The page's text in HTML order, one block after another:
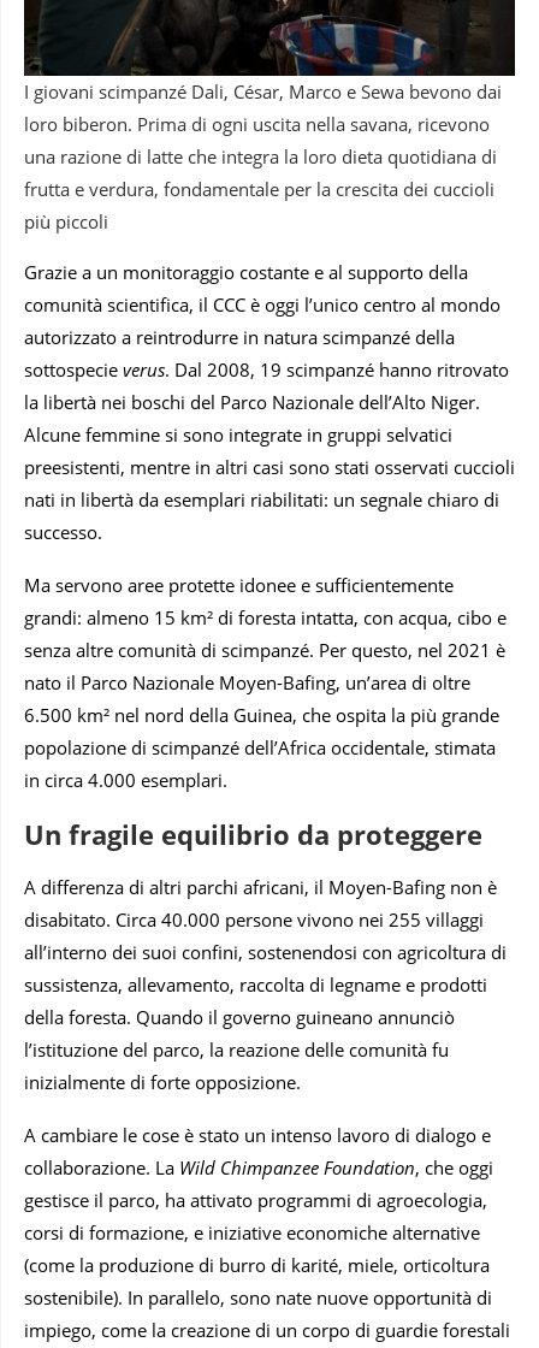
I giovani scimpanzé Dali, César, Marco e Sewa bevono dai
loro biberon. Prima di ogni uscita nella savana, ricevono
una razione di latte che integra la loro dieta quotidiana di
frutta e verdura, fondamentale per la crescita dei cuccioli
più piccoli
Grazie a un monitoraggio costante e al supporto della
comunità scientifica, il CCC è oggi l’unico centro al mondo
autorizzato a reintrodurre in natura scimpanzé della
sottospecie verus. Dal 2008, 19 scimpanzé hanno ritrovato
la libertà nei boschi del Parco Nazionale dell’Alto Niger.
Alcune femmine si sono integrate in gruppi selvatici
preesistenti, mentre in altri casi sono stati osservati cuccioli
nati in libertà da esemplari riabilitati: un segnale chiaro di
successo.
Ma servono aree protette idonee e sufficientemente
grandi: almeno 15 km² di foresta intatta, con acqua, cibo e
senza altre comunità di scimpanzé. Per questo, nel 2021 è
nato il Parco Nazionale Moyen-Bafing, un’area di oltre
6.500 km² nel nord della Guinea, che ospita la più grande
popolazione di scimpanzé dell’Africa occidentale, stimata
in circa 4.000 esemplari.
Un fragile equilibrio da proteggere
A differenza di altri parchi africani, il Moyen-Bafing non è
disabitato. Circa 40.000 persone vivono nei 255 villaggi
all’interno dei suoi confini, sostenendosi con agricoltura di
sussistenza, allevamento, raccolta di legname e prodotti
della foresta. Quando il governo guineano annunciò
l’istituzione del parco, la reazione delle comunità fu
inizialmente di forte opposizione.
A cambiare le cose è stato un intenso lavoro di dialogo e
collaborazione. La Wild Chimpanzee Foundation, che oggi
gestisce il parco, ha attivato programmi di agroecologia,
corsi di formazione, e iniziative economiche alternative
(come la produzione di burro di karité, miele, orticoltura
sostenibile). In parallelo, sono nate nuove opportunità di
impiego, come la creazione di un corpo di guardie forestali